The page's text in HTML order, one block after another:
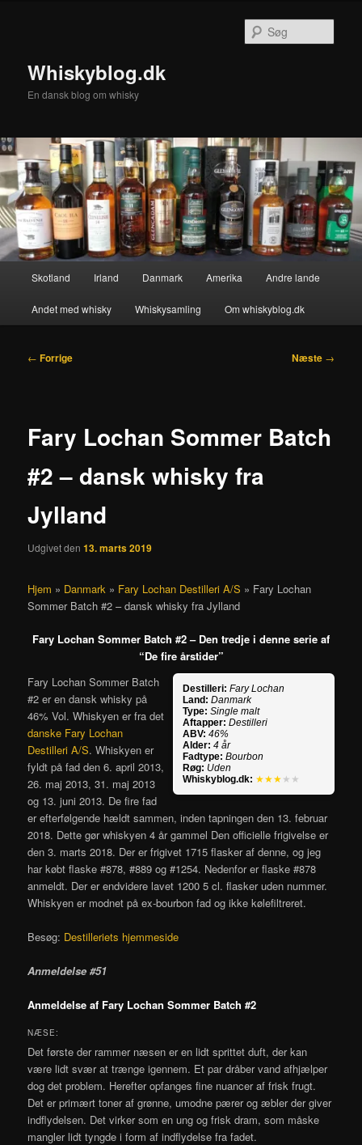
Whiskyblog.dk
En dansk blog om whisky
Skotland Irland Danmark Amerika Andre lande
Andet med whisky Whiskysamling Om whiskyblog.dk
Indlægsnavigation
← Forrige Næste →
Fary Lochan Sommer Batch
#2 – dansk whisky fra
Jylland
Udgivet den13. marts 2019
Hjem » Danmark » Fary Lochan Destilleri A/S » Fary Lochan
Sommer Batch #2 – dansk whisky fra Jylland
Fary Lochan Sommer Batch #2 – Den tredje i denne serie af
“De fire årstider”
Destilleri: Fary Lochan
Land: Danmark
Type: Single malt
Aftapper: Destilleri
ABV: 46%
Alder: 4 år
Fadtype: Bourbon
Røg: Uden
Whiskyblog.dk: ★★★ ★★
Fary Lochan Sommer Batch
#2 er en dansk whisky på
46% Vol. Whiskyen er fra det
danske Fary Lochan
Destilleri A/S. Whiskyen er
fyldt på fad den 6. april 2013,
26. maj 2013, 31. maj 2013
og 13. juni 2013. De fire fad
er efterfølgende hældt sammen, inden tapningen den 13. februar
2018. Dette gør whiskyen 4 år gammel Den officielle frigivelse er
den 3. marts 2018. Der er frigivet 1715 flasker af denne, og jeg
har købt flaske #878, #889 og #1254. Nedenfor er flaske #878
anmeldt. Der er endvidere lavet 1200 5 cl. flasker uden nummer.
Whiskyen er modnet på ex-bourbon fad og ikke kølefiltreret.
Besøg: Destilleriets hjemmeside
Anmeldelse #51
Anmeldelse af Fary Lochan Sommer Batch #2
NÆSE:
Det første der rammer næsen er en lidt sprittet duft, der kan
være lidt svær at trænge igennem. Et par dråber vand afhjælper
dog det problem. Herefter opfanges fine nuancer af frisk frugt.
Det er primært toner af grønne, umodne pærer og æbler der giver
indflydelsen. Det virker som en ung og frisk dram, som måske
mangler lidt tyngde i form af indflydelse fra fadet.